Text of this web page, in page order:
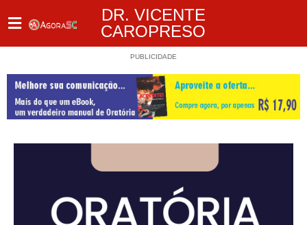
DR. VICENTE
CAROPRESO
PUBLICIDADE